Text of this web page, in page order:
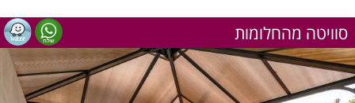
סוויטה מהחלומות